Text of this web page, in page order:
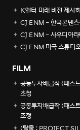
K엔터 미래 비전 제시
CJ ENM - 한국콘텐츠
CJ ENM - 사우디아라
CJ ENM 미국 스튜디오
FILM
공동투자배급작 <패스
초청
공동투자배급작 <패스
초청